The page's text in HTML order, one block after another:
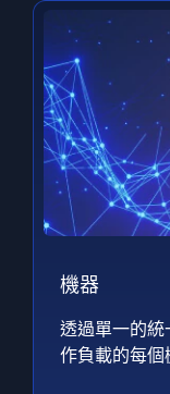
機器
透過單一的統
作負載的每個